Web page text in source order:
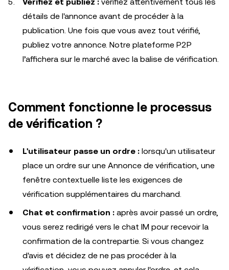
détails de l'annonce avant de procéder à la
publication. Une fois que vous avez tout vérifié,
publiez votre annonce. Notre plateforme P2P
l’affichera sur le marché avec la balise de vérification.
Comment fonctionne le processus
de vérification ?
L'utilisateur passe un ordre : lorsqu'un utilisateur
place un ordre sur une Annonce de vérification, une
fenêtre contextuelle liste les exigences de
vérification supplémentaires du marchand.
Chat et confirmation : après avoir passé un ordre,
vous serez redirigé vers le chat IM pour recevoir la
confirmation de la contrepartie. Si vous changez
d'avis et décidez de ne pas procéder à la